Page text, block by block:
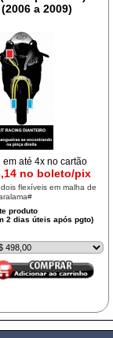
a 2009)
em até 4x no cartão
no boleto/pix
flexíveis em malha de